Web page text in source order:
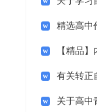
精选高中
【精品
有关转正
关于高中